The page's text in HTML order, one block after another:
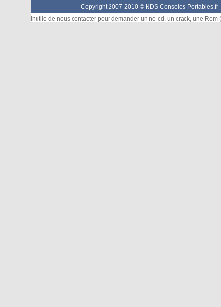
Copyright 2007-2010 © NDS Consoles-Portables.fr
Inutile de nous contacter pour demander un no-cd, un crack, une